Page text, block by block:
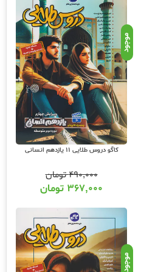
بگیرید. عشق کتاب جامع ترین و به روز ترین
و نماینده مستقیم ناشران معتبر کمک
آموزشی با بیش از 11000 عنوان کتاب و سابقه 15 ساله در امر توزیع کتاب، علاوه بر ارسال
شما تقدیم مینماید و شما میتوانید کتابهای
را آنلاین سفارش داده و درب منزل دریافت
های عشق کتاب اینستاگرام عشق کتاب را
دنبال کنید. برای پیگیری سفارشات تهران شماره تلفن پشتیبانی 02166484008 و شماره
تلگرام یا واتس اپ 09203472622 می باشد که از ساعت 9 صبح تا 5 بعدازظهر پاسخگوی
میتوانید با مراجعه به سایت رهگیری
سفارشات خود اطلاع پیدا کنید.
موجود
کاگو دروس طلایی 11 یازدهم انسانی
۴۹۰,۰۰۰تومان
۳۶۷,۰۰۰ تومان
موجود